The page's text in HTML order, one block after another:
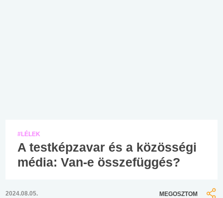
#LÉLEK
A testképzavar és a közösségi
média: Van-e összefüggés?
2024.08.05.
MEGOSZTOM